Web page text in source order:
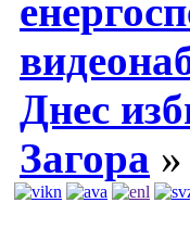
Днес
Загора »